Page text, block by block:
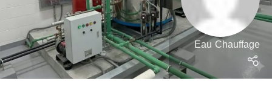
Eau Chauffage